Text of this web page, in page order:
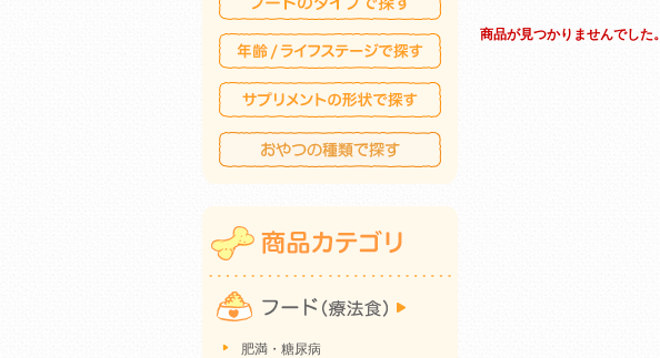
商品が見つかりませんでした。
肥満・糖尿病